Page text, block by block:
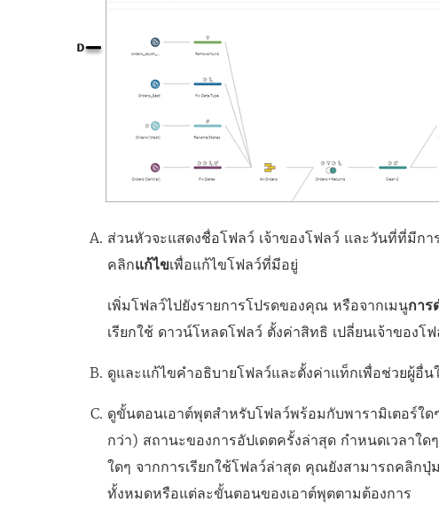
ส่วนหัวจะแสดงชื่อโฟลว์ เจ้าของโฟลว์ และวันที่ที่มีก
คลิกแก้ไขเพื่อแก้ไขโฟลว์ที่มีอยู่
เพิ่มโฟลว์ไปยังรายการโปรดของคุณ หรือจากเมนูการ
เรียกใช้ ดาวน์โหลดโฟลว์ ตั้งค่าสิทธิ เปลี่ยนเจ้าของ
ดูและแก้ไขคำอธิบายโฟลว์และตั้งค่าแท็กเพื่อช่วยผู้อื่
ดูขั้นตอนเอาต์พุตสำหรับโฟลว์พร้อมกับพารามิเตอร์ใ
กว่า) สถานะของการอัปเดตครั้งล่าสุด กำหนดเวลาใ
ใดๆ จากการเรียกใช้โฟลว์ล่าสุด คุณยังสามารถคลิกปุ่ม
ทั้งหมดหรือแต่ละขั้นตอนของเอาต์พุตตามต้องการ